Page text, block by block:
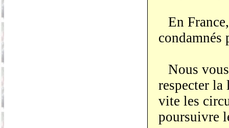
En
condamnés
Nous
respecter
vite les
poursuivre